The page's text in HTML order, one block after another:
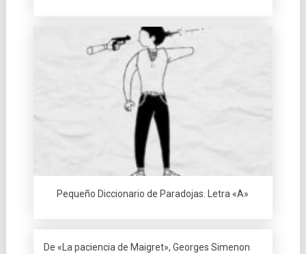
Pequeño Diccionario de Paradojas. Letra «A»
De «La paciencia de Maigret», Georges Simenon